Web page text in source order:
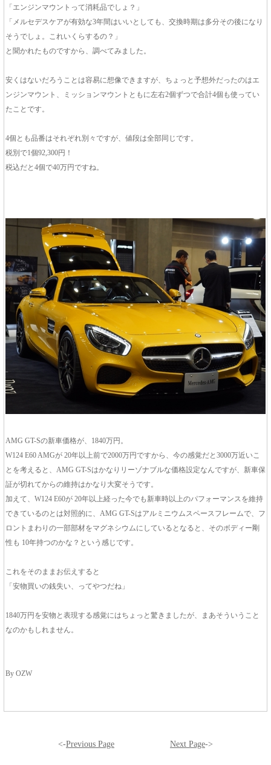
「エンジンマウントって消耗品でしょ？」
「メルセデスケアが有効な3年間はいいとしても、交換時期は多分その後になり
そうでしょ。これいくらするの？」
と聞かれたものですから、調べてみました。
安くはないだろうことは容易に想像できますが、ちょっと予想外だったのはエ
ンジンマウント、ミッションマウントともに左右2個ずつで合計4個も使ってい
たことです。
4個とも品番はそれぞれ別々ですが、値段は全部同じです。
税別で1個92,300円！
税込だと4個で40万円ですね。
AMG GT-Sの新車価格が、1840万円。
W124 E60 AMGが 20年以上前で2000万円ですから、今の感覚だと3000万近いこ
とを考えると、AMG GT-Sはかなりリーゾナブルな価格設定なんですが、新車保
証が切れてからの維持はかなり大変そうです。
加えて、W124 E60が 20年以上経った今でも新車時以上のパフォーマンスを維持
できているのとは対照的に、AMG GT-Sはアルミニウムスペースフレームで、フ
ロントまわりの一部部材をマグネシウムにしているとなると、そのボディー剛
性も 10年持つのかな？という感じです。
これをそのままお伝えすると
「安物買いの銭失い、ってやつだね」
1840万円を安物と表現する感覚にはちょっと驚きましたが、まあそういうこと
なのかもしれません。
By OZW
<-Previous Page Next Page->